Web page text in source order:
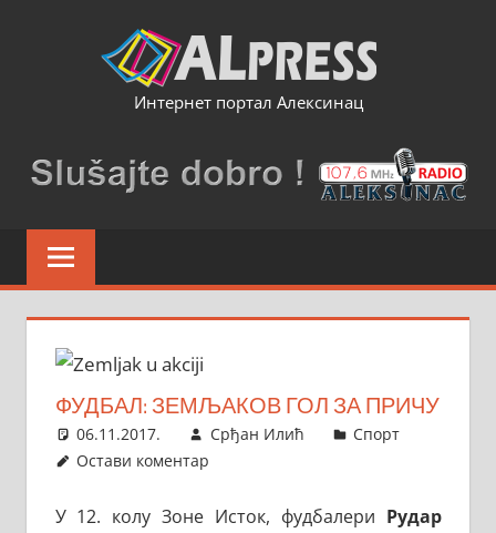
Интернет портал Алексинац
ФУДБАЛ: ЗЕМЉАКОВ ГОЛ ЗА ПРИЧУ
06.11.2017. Срђан Илић
Спорт
Остави коментар
У 12. колу Зоне Исток, фудбалери Рудар